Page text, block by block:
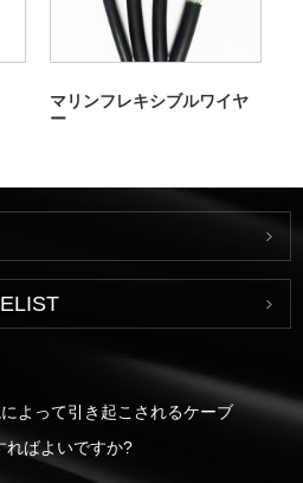
マリンフレキシブルワイヤ
ー
よって引き起こされるケーブ
ればよいですか?